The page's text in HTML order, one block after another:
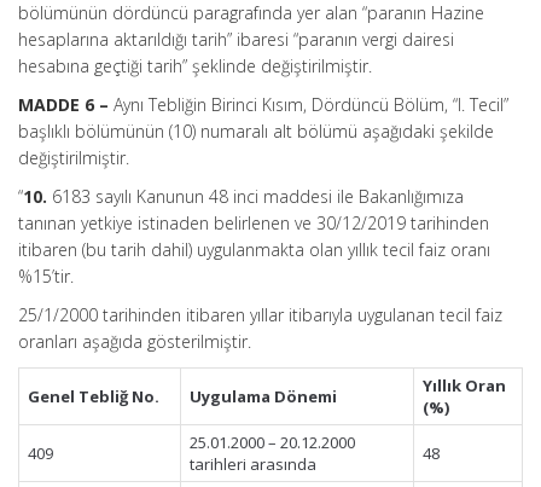
bölümünün dördüncü paragrafında yer alan “paranın Hazine
hesaplarına aktarıldığı tarih” ibaresi “paranın vergi dairesi
hesabına geçtiği tarih” şeklinde değiştirilmiştir.
MADDE 6 – Aynı Tebliğin Birinci Kısım, Dördüncü Bölüm, “I. Tecil”
başlıklı bölümünün (10) numaralı alt bölümü aşağıdaki şekilde
değiştirilmiştir.
“10. 6183 sayılı Kanunun 48 inci maddesi ile Bakanlığımıza
tanınan yetkiye istinaden belirlenen ve 30/12/2019 tarihinden
itibaren (bu tarih dahil) uygulanmakta olan yıllık tecil faiz oranı
%15’tir.
25/1/2000 tarihinden itibaren yıllar itibarıyla uygulanan tecil faiz
oranları aşağıda gösterilmiştir.
Genel Tebliğ No. Uygulama Dönemi
Yıllık Oran
(%)
409
25.01.2000 – 20.12.2000
tarihleri arasında
48